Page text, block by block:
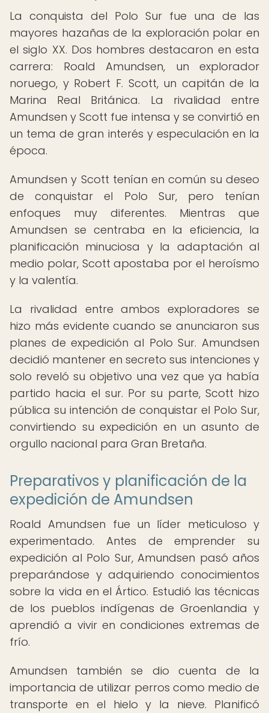
La conquista del Polo Sur fue una de las
mayores hazañas de la exploración polar en
el siglo XX. Dos hombres destacaron en esta
carrera: Roald Amundsen, un explorador
noruego, y Robert F. Scott, un capitán de la
Marina Real Británica. La rivalidad entre
Amundsen y Scott fue intensa y se convirtió en
un tema de gran interés y especulación en la
época.
Amundsen y Scott tenían en común su deseo
de conquistar el Polo Sur, pero tenían
enfoques muy diferentes. Mientras que
Amundsen se centraba en la eficiencia, la
planificación minuciosa y la adaptación al
medio polar, Scott apostaba por el heroísmo
y la valentía.
La rivalidad entre ambos exploradores se
hizo más evidente cuando se anunciaron sus
planes de expedición al Polo Sur. Amundsen
decidió mantener en secreto sus intenciones y
solo reveló su objetivo una vez que ya había
partido hacia el sur. Por su parte, Scott hizo
pública su intención de conquistar el Polo Sur,
convirtiendo su expedición en un asunto de
orgullo nacional para Gran Bretaña.
Preparativos y planificación de la
expedición de Amundsen
Roald Amundsen fue un líder meticuloso y
experimentado. Antes de emprender su
expedición al Polo Sur, Amundsen pasó años
preparándose y adquiriendo conocimientos
sobre la vida en el Ártico. Estudió las técnicas
de los pueblos indígenas de Groenlandia y
aprendió a vivir en condiciones extremas de
frío.
Amundsen también se dio cuenta de la
importancia de utilizar perros como medio de
transporte en el hielo y la nieve. Planificó